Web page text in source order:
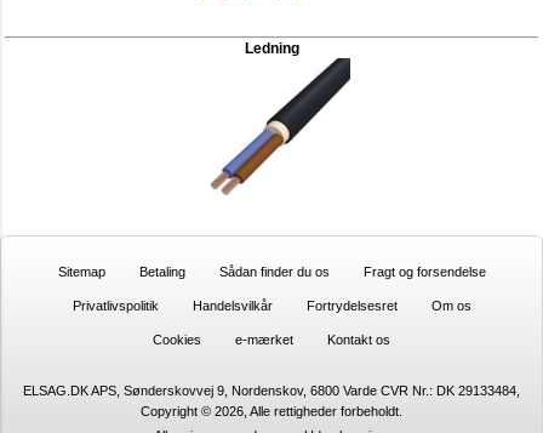
Ledning
Sitemap Betaling Sådan finder du os Fragt og forsendelse
Privatlivspolitik Handelsvilkår Fortrydelsesret Om os
Cookies e-mærket Kontakt os
ELSAG.DK APS, Sønderskovvej 9, Nordenskov, 6800 Varde CVR Nr.: DK 29133484,
Copyright © 2026, Alle rettigheder forbeholdt.